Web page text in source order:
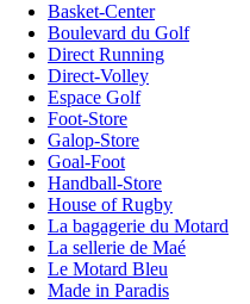
Basket-Center
Boulevard du Golf
Direct Running
Direct-Volley
Espace Golf
Foot-Store
Galop-Store
Goal-Foot
Handball-Store
House of Rugby
La bagagerie du Motard
La sellerie de Maé
Le Motard Bleu
Made in Paradis